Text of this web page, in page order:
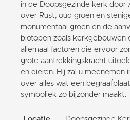
in de Doopsgezinde kerk
over Rust, oud groen en
monumentaal groen en de
biotopen zoals kerkgebouwen
allemaal factoren die ervoor
grote aantrekkingskracht
en dieren. Hij zal u meenemen
over alles wat een
symboliek zo bijzonder maakt.